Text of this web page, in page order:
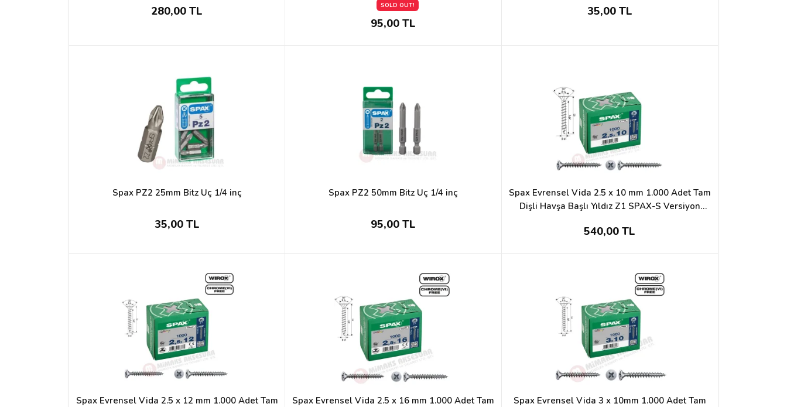
280,00 TL SOLD OUT!
95,00 TL
35,00 TL
Spax PZ2 25mm Bitz Uç 1/4 inç
35,00 TL
Spax PZ2 50mm Bitz Uç 1/4 inç
95,00 TL
Spax Evrensel Vida 2.5 x 10 mm 1.000 Adet Tam
Dişli Havşa Başlı Yıldız Z1 SPAX-S Versiyon
540,00 TL
Spax Evrensel Vida 2.5 x 12 mm 1.000 Adet Tam
Spax Evrensel Vida 2.5 x 16 mm 1.000 Adet Tam
Spax Evrensel Vida 3 x 10mm 1.000 Adet Tam